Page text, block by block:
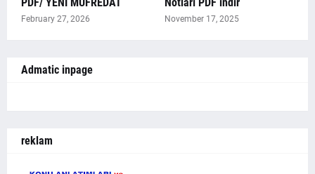
February 27, 2026 November 17, 2025
Admatic inpage
reklam